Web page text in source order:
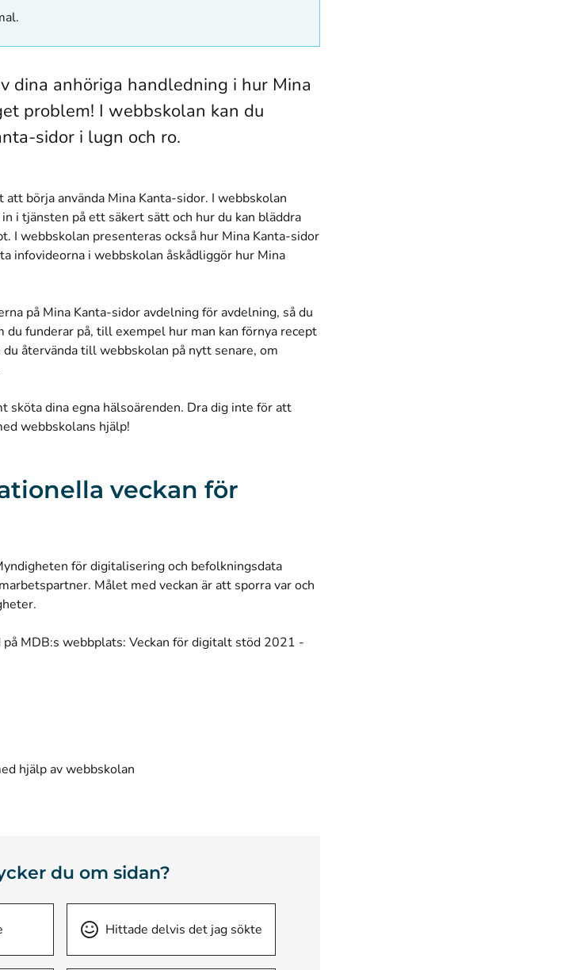
dina anhöriga handledning i hur Mina
problem! I webbskolan kan du
sidor i lugn och ro.
börja använda Mina Kanta-sidor. I webbskolan
i tjänsten på ett säkert sätt och hur du kan bläddra
I webbskolan presenteras också hur Mina Kanta-sidor
infovideorna i webbskolan åskådliggör hur Mina
på Mina Kanta-sidor avdelning för avdelning, så du
du funderar på, till exempel hur man kan förnya recept
återvända till webbskolan på nytt senare, om
sköta dina egna hälsoärenden. Dra dig inte för att
webbskolans hjälp!
veckan för
för digitalisering och befolkningsdata
Målet med veckan är att sporra var och
MDB:s webbplats: Veckan för digitalt stöd 2021 -
hjälp av webbskolan
du om sidan?
Hittade delvis det jag sökte